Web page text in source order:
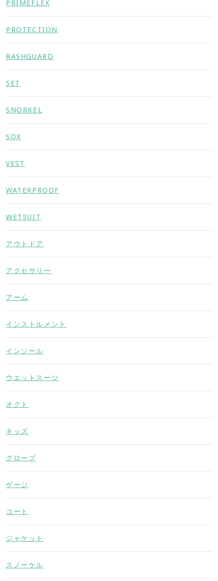
PRIMEFLEX
PROTECTION
RASHGUARD
SET
SNORKEL
SOX
VEST
WATERPROOF
WETSUIT
アウトドア
アクセサリー
アーム
インストルメント
インソール
ウエットスーツ
オクト
キッズ
グローブ
ゲージ
コート
ジャケット
スノーケル